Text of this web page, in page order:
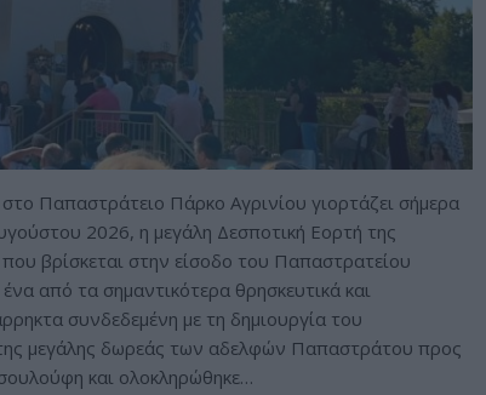
Παπαστράτειο Πάρκο Αγρινίου γιορτάζει σήμερα
2026, η μεγάλη Δεσποτική Εορτή της
βρίσκεται στην είσοδο του Παπαστρατείου
από τα σημαντικότερα θρησκευτικά και
συνδεδεμένη με τη δημιουργία του
μεγάλης δωρεάς των αδελφών Παπαστράτου προς
και ολοκληρώθηκε…